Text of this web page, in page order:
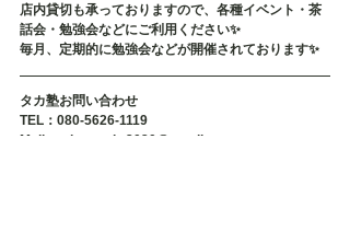
店内貸切も承っておりますので、各種イベント・茶
話会・勉強会などにご利用ください✨
毎月、定期的に勉強会などが開催されております✨
タカ塾お問い合わせ
TEL：080-5626-1119
Mail：taka.study.2020@gmail.com